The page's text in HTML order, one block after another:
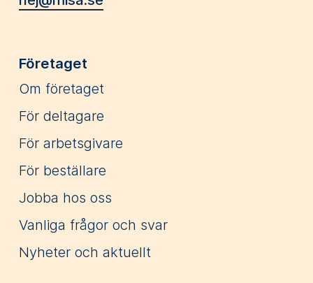
Företaget
Om företaget
För deltagare
För arbetsgivare
För beställare
Jobba hos oss
Vanliga frågor och svar
Nyheter och aktuellt